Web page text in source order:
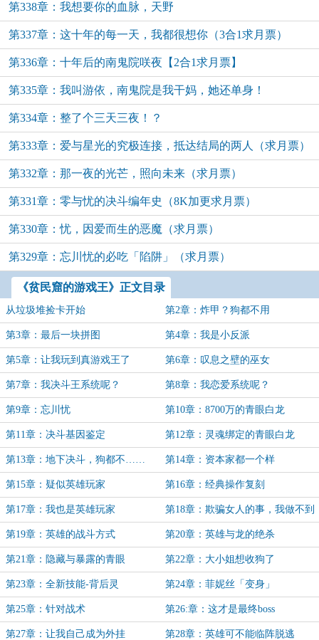
第338章：我想要你的血脉，天野
第337章：这十年的每一天，我都很想你（3合1求月票）
第336章：十年后的南鬼院咲夜【2合1求月票】
第335章：我叫游依，南鬼院是我干妈，她还单身！
第334章：整了个三天三夜！？
第333章：爱与星光的究极连接，抵达结局的两人（求月票）
第332章：那一夜的光芒，照向未来（求月票）
第331章：零与忧的决斗编年史（8K加更求月票）
第330章：忧，因爱而生的恶魔（求月票）
第329章：忘川忧的必吃「陷阱」（求月票）
《贫民窟的游戏王》正文目录
从垃圾堆捡卡开始 第2章：炸甲？狗都不用
第3章：最后一块拼图 第4章：我是小反派
第5章：让我玩到真游戏王了 第6章：叹息之壁的巫女
第7章：我决斗王系统呢？ 第8章：我恋爱系统呢？
第9章：忘川忧 第10章：8700万的青眼白龙
第11章：决斗基因鉴定 第12章：灵魂绑定的青眼白龙
第13章：地下决斗，狗都不……
打！
第14章：资本家都一个样
第15章：疑似英雄玩家 第16章：经典操作复刻
第17章：我也是英雄玩家 第18章：欺骗女人的事，我做不到
第19章：英雄的战斗方式 第20章：英雄与龙的绝杀
第21章：隐藏与暴露的青眼 第22章：大小姐想收狗了
第23章：全新技能-背后灵 第24章：菲妮丝「变身」
第25章：针对战术 第26:章：这才是最终boss
第27章：让我自己成为外挂 第28章：英雄可不能临阵脱逃